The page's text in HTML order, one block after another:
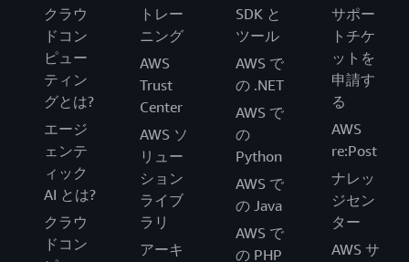
クラウ
ドコン
ピュー
ティン
グとは?
エージ
ェンテ
ィック
AI とは?
クラウ
ドコン
トレー
ニング
AWS
Trust
Center
AWS ソ
リュー
ション
ライブ
ラリ
アーキ
SDK と
ツール
AWS で
の .NET
AWS で
の
Python
AWS で
の Java
AWS で
の PHP
サポー
トチケ
ットを
申請す
る
AWS
re:Post
ナレッ
ジセン
ター
AWS サ